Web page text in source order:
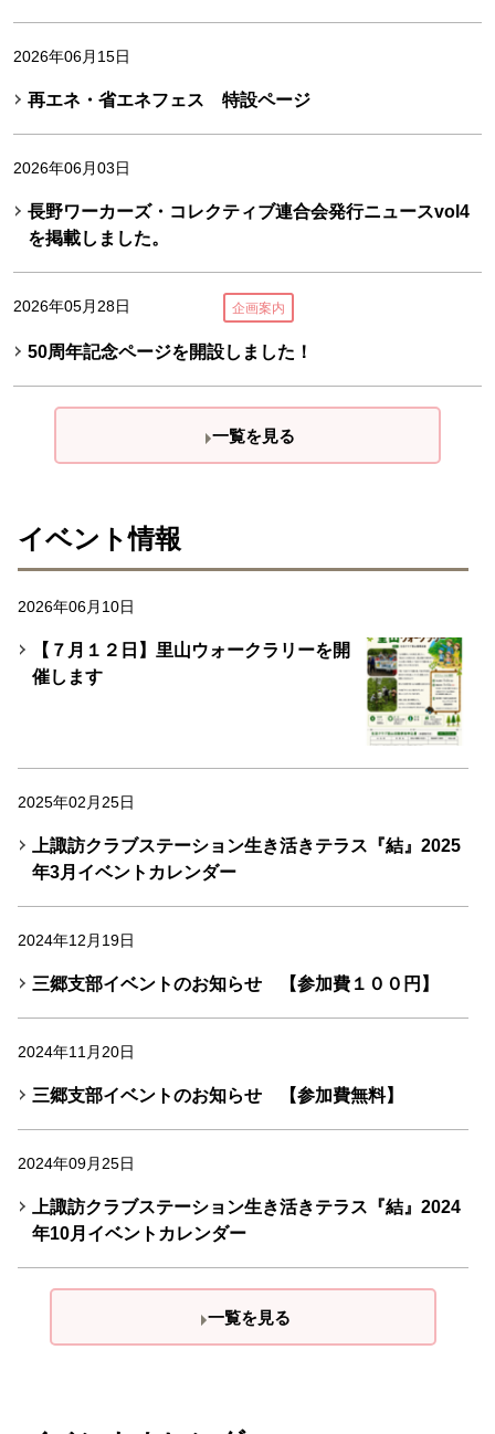
2026年06月15日
再エネ・省エネフェス 特設ページ
2026年06月03日
長野ワーカーズ・コレクティブ連合会発行ニュースvol4
を掲載しました。
2026年05月28日 企画案内
50周年記念ページを開設しました！
一覧を見る
イベント情報
2026年06月10日
【７月１２日】里山ウォークラリーを開
催します
2025年02月25日
上諏訪クラブステーション生き活きテラス『結』2025
年3月イベントカレンダー
2024年12月19日
三郷支部イベントのお知らせ 【参加費１００円】
2024年11月20日
三郷支部イベントのお知らせ 【参加費無料】
2024年09月25日
上諏訪クラブステーション生き活きテラス『結』2024
年10月イベントカレンダー
一覧を見る